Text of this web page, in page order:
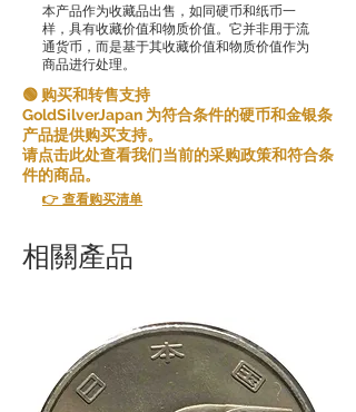
本产品作为收藏品出售，如同硬币和纸币一
样，具有收藏价值和物质价值。它并非用于流
通货币，而是基于其收藏价值和物质价值作为
商品进行处理。
🟢 购买和转售支持
GoldSilverJapan 为符合条件的硬币和金银条
产品提供购买支持。
请点击此处查看我们当前的采购政策和符合条
件的商品。
👉 查看购买清单
相關產品